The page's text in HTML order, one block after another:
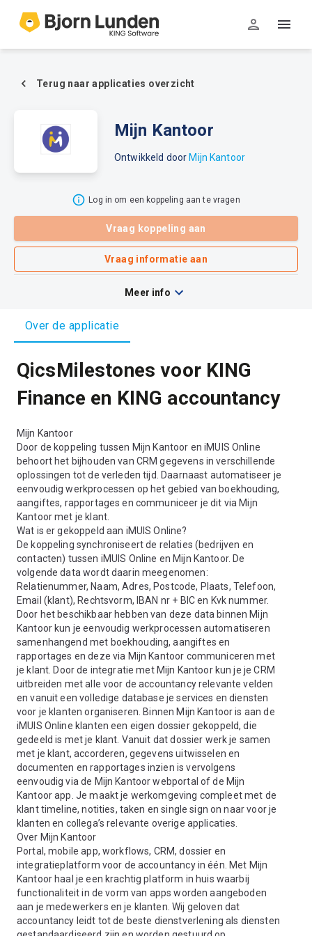
Terug naar applicaties overzicht
Mijn Kantoor
Ontwikkeld door Mijn Kantoor
Log in om een koppeling aan te vragen
Vraag koppeling aan
Vraag informatie aan
Meer info
Over de applicatie
QicsMilestones voor KING
Finance en KING accountancy
Mijn Kantoor
Door de koppeling tussen Mijn Kantoor en iMUIS Online
behoort het bijhouden van CRM gegevens in verschillende
oplossingen tot de verleden tijd. Daarnaast automatiseer je
eenvoudig werkprocessen op het gebied van boekhouding,
aangiftes, rapportages en communiceer je dit via Mijn
Kantoor met je klant.
Wat is er gekoppeld aan iMUIS Online?
De koppeling synchroniseert de relaties (bedrijven en
contacten) tussen iMUIS Online en Mijn Kantoor. De
volgende data wordt daarin meegenomen:
Relatienummer, Naam, Adres, Postcode, Plaats, Telefoon,
Email (klant), Rechtsvorm, IBAN nr + BIC en Kvk nummer.
Door het beschikbaar hebben van deze data binnen Mijn
Kantoor kun je eenvoudig werkprocessen automatiseren
samenhangend met boekhouding, aangiftes en
rapportages en deze via Mijn Kantoor communiceren met
je klant. Door de integratie met Mijn Kantoor kun je je CRM
uitbreiden met alle voor de accountancy relevante velden
en vanuit een volledige database je services en diensten
voor je klanten organiseren. Binnen Mijn Kantoor is aan de
iMUIS Online klanten een eigen dossier gekoppeld, die
gedeeld is met je klant. Vanuit dat dossier werk je samen
met je klant, accorderen, gegevens uitwisselen en
documenten en rapportages inzien is vervolgens
eenvoudig via de Mijn Kantoor webportal of de Mijn
Kantoor app. Je maakt je werkomgeving compleet met de
klant timeline, notities, taken en single sign on naar voor je
klanten en collega’s relevante overige applicaties.
Over Mijn Kantoor
Portal, mobile app, workflows, CRM, dossier en
integratieplatform voor de accountancy in één. Met Mijn
Kantoor haal je een krachtig platform in huis waarbij
functionaliteit in de vorm van apps worden aangeboden
aan je medewerkers en je klanten. Wij geloven dat
accountancy leidt tot de beste dienstverlening als diensten